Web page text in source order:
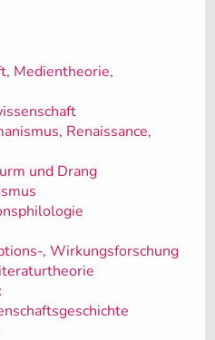
Medientheorie,
Renaissance,
und Drang
, Wirkungsforschung